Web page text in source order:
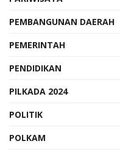
PEMBANGUNAN DAERAH
PEMERINTAH
PENDIDIKAN
PILKADA 2024
POLITIK
POLKAM